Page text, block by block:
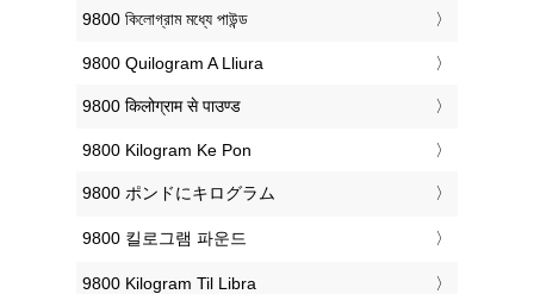
‎9800 কিলোগ্রাম মধ্যে পাউন্ড
‎9800 Quilogram A Lliura
‎9800 किलोग्राम से पाउण्ड
‎9800 Kilogram Ke Pon
‎9800 ポンドにキログラム
‎9800 킬로그램 파운드
‎9800 Kilogram Til Libra